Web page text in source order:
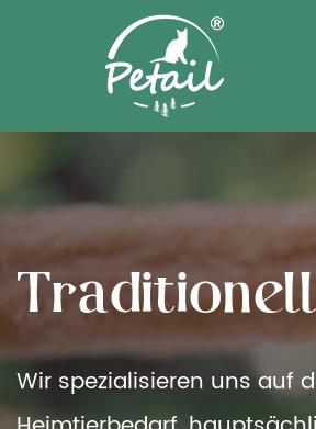
Traditionell
Wir spezialisieren uns auf